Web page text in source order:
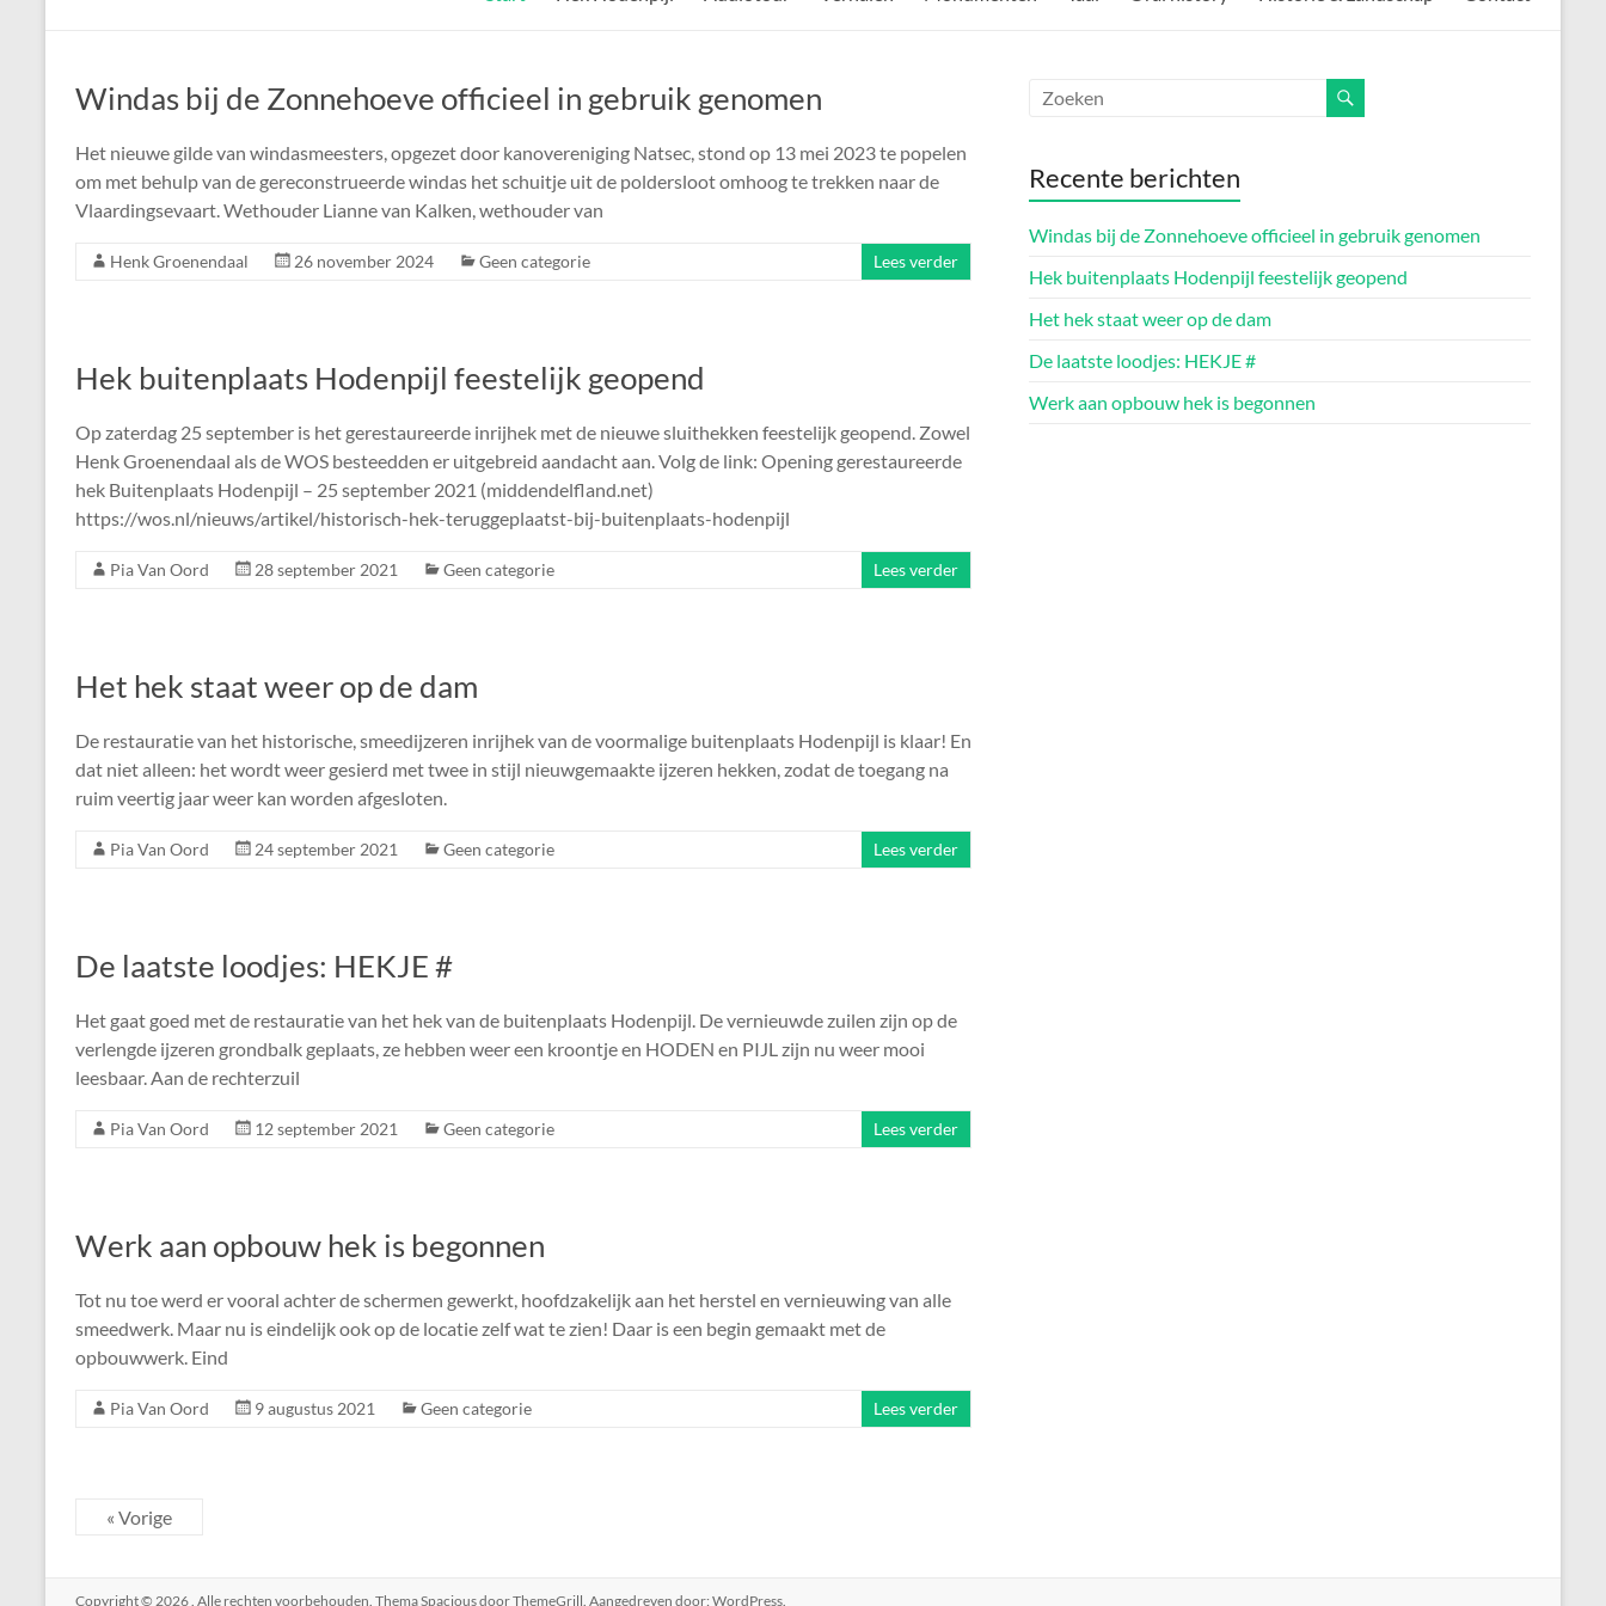
Windas bij de Zonnehoeve officieel in gebruik genomen
Het nieuwe gilde van windasmeesters, opgezet door kanovereniging Natsec, stond op 13 mei 2023 te popelen
om met behulp van de gereconstrueerde windas het schuitje uit de poldersloot omhoog te trekken naar de
Vlaardingsevaart. Wethouder Lianne van Kalken, wethouder van
Henk Groenendaal 26 november 2024 Geen categorie Lees verder
Hek buitenplaats Hodenpijl feestelijk geopend
Op zaterdag 25 september is het gerestaureerde inrijhek met de nieuwe sluithekken feestelijk geopend. Zowel
Henk Groenendaal als de WOS besteedden er uitgebreid aandacht aan. Volg de link: Opening gerestaureerde
hek Buitenplaats Hodenpijl – 25 september 2021 (middendelfland.net)
https://wos.nl/nieuws/artikel/historisch-hek-teruggeplaatst-bij-buitenplaats-hodenpijl
Pia Van Oord 28 september 2021 Geen categorie Lees verder
Het hek staat weer op de dam
De restauratie van het historische, smeedijzeren inrijhek van de voormalige buitenplaats Hodenpijl is klaar! En
dat niet alleen: het wordt weer gesierd met twee in stijl nieuwgemaakte ijzeren hekken, zodat de toegang na
ruim veertig jaar weer kan worden afgesloten.
Pia Van Oord 24 september 2021 Geen categorie Lees verder
De laatste loodjes: HEKJE #
Het gaat goed met de restauratie van het hek van de buitenplaats Hodenpijl. De vernieuwde zuilen zijn op de
verlengde ijzeren grondbalk geplaats, ze hebben weer een kroontje en HODEN en PIJL zijn nu weer mooi
leesbaar. Aan de rechterzuil
Pia Van Oord 12 september 2021 Geen categorie Lees verder
Werk aan opbouw hek is begonnen
Tot nu toe werd er vooral achter de schermen gewerkt, hoofdzakelijk aan het herstel en vernieuwing van alle
smeedwerk. Maar nu is eindelijk ook op de locatie zelf wat te zien! Daar is een begin gemaakt met de
opbouwwerk. Eind
Pia Van Oord 9 augustus 2021 Geen categorie Lees verder
« Vorige
Recente berichten
Windas bij de Zonnehoeve officieel in gebruik genomen
Hek buitenplaats Hodenpijl feestelijk geopend
Het hek staat weer op de dam
De laatste loodjes: HEKJE #
Werk aan opbouw hek is begonnen
Copyright © 2026 . Alle rechten voorbehouden. ThemaSpaciousdoor ThemeGrill. Aangedreven door: WordPress